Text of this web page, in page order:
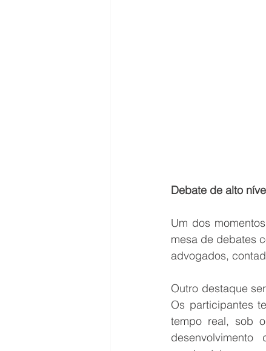
Debate de alto
Um dos
mesa de debates
advogados,
Outro destaque
Os participantes
tempo real, sob